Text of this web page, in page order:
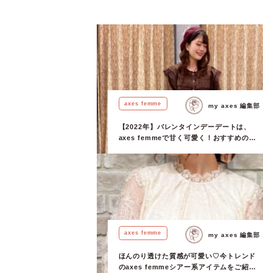
axes femme
【2022年】バレンタインデーデートは、
axes femmeで甘く可愛く！おすすめのチ
my axes 編集部
axes femme
ほんのり透けた質感が可愛い♡今トレンド
のaxes femmeシアー系アイテムをご紹
my axes 編集部